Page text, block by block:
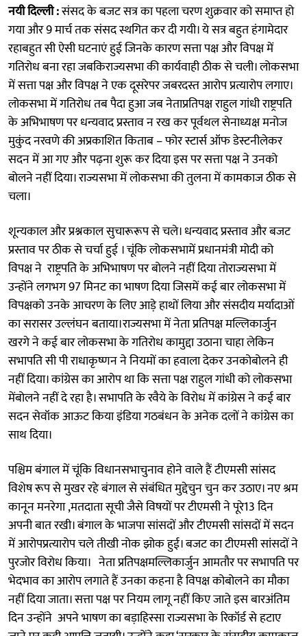
नयी दिल्ली :संसद के बजट सत्र का पहला चरण शुक्रवार को समाप्त हो
गया और 9 मार्च तक संसद स्थगित कर दी गयी। ये सत्र बहुत हंगामेदार
रहाबहुत सी ऐसी घटनाएं हुई जिनके कारण सत्ता पक्ष और विपक्ष में
गतिरोध बना रहा जबकिराज्यसभा की कार्यवाही ठीक से चली। लोकसभा
में सत्ता पक्ष और विपक्ष ने एक दूसरेपर जबरदस्त आरोप प्रत्यारोप लगाए।
लोकसभा में गतिरोध तब पैदा हुआ जब नेताप्रतिपक्ष राहुल गांधी राष्ट्रपति
के अभिभाषण पर धन्यवाद प्रस्ताव न रख कर पूर्वथल सेनाध्यक्ष मनोज
मुकुंद नरवणे की अप्रकाशित किताब – फोर स्टार्स ऑफ डेस्टनीलेकर
सदन में आ गए और पढ़ना शुरू कर दिया इस पर सत्ता पक्ष ने उनको
बोलने नहीं दिया। राज्यसभा में लोकसभा की तुलना में कामकाज ठीक से
चला।
शून्यकाल और प्रश्नकाल सुचारूरूप से चले। धन्यवाद प्रस्ताव और बजट
प्रस्ताव पर ठीक से चर्चा हुई । चूंकि लोकसभामें प्रधानमंत्री मोदी को
विपक्ष ने राष्ट्रपति के अभिभाषण पर बोलने नहीं दिया तोराज्यसभा में
उन्होंने लगभग 97 मिनट का भाषण दिया जिसमें कई बार लोकसभा में
विपक्षको उनके आचरण के लिए आड़े हाथों लिया और संसदीय मर्यादाओं
का सरासर उल्लंघन बताया।राज्यसभा में नेता प्रतिपक्ष मल्लिकार्जुन
खरगे ने कई बार लोकसभा के गतिरोध कामुद्दा उठाना चाहा लेकिन
सभापति सी पी राधाकृष्णन ने नियमों का हवाला देकर उनकोबोलने ही
नहीं दिया। कांग्रेस का आरोप था कि सत्ता पक्ष राहुल गांधी को लोकसभा
मेंबोलने नहीं दे रहा है। सभापति के रवैये के विरोध में कांग्रेस ने कई बार
सदन सेवॉक आऊट किया इंडिया गठबंधन के अनेक दलों ने कांग्रेस का
साथ दिया।
पश्चिम बंगाल में चूंकि विधानसभाचुनाव होने वाले हैं टीएमसी सांसद
विशेष रूप से मुखर रहे बंगाल से संबंधित मुद्देचुन चुन कर उठाए। नए श्रम
कानून मनरेगा ,मतदाता सूची जैसे विषयों पर टीएमसी ने पूरे13 दिन
अपनी बात रखी। बंगाल के भाजपा सांसदों और टीएमसी सांसदों में सदन
में आरोपप्रत्यारोप चले तीखी नोक झोक हुई। बजट का टीएमसी सांसदों ने
पुरजोर विरोध किया। नेता प्रतिपक्षमल्लिकार्जुन आमतौर पर सभापति पर
भेदभाव का आरोप लगाते हैं उनका कहना है विपक्ष कोबोलने का मौका
नहीं दिया जाता। सत्ता पक्ष पर नियम लागू नहीं किए जाते इस बारअंतिम
दिन उन्होंने अपने भाषण का बड़ाहिस्सा राज्यसभा के रिकॉर्ड से हटाए